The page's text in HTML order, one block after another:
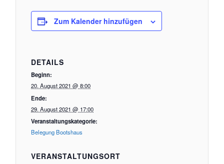
Zum Kalender hinzufügen
DETAILS
Beginn:
20. August 2021 @ 8:00
Ende:
29. August 2021 @ 17:00
Veranstaltungskategorie:
Belegung Bootshaus
VERANSTALTUNGSORT